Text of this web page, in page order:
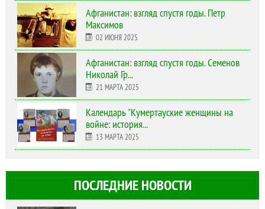
Афганистан: взгляд спустя годы. Петр
Максимов
02 ИЮНЯ 2025
Афганистан: взгляд спустя годы. Семенов
Николай Гр...
21 МАРТА 2025
Календарь "Кумертауские женщины на
войне: история...
13 МАРТА 2025
ПОСЛЕДНИЕ НОВОСТИ